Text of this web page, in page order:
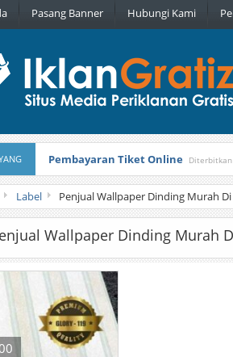
Pasang Banner Hubungi Kami
Pembayaran Tiket Online Diterbitkan
Masker Sprilulina Tiens Diterbitkan
Label Penjual Wallpaper Dinding Murah
Wallpaper Dinding Murah